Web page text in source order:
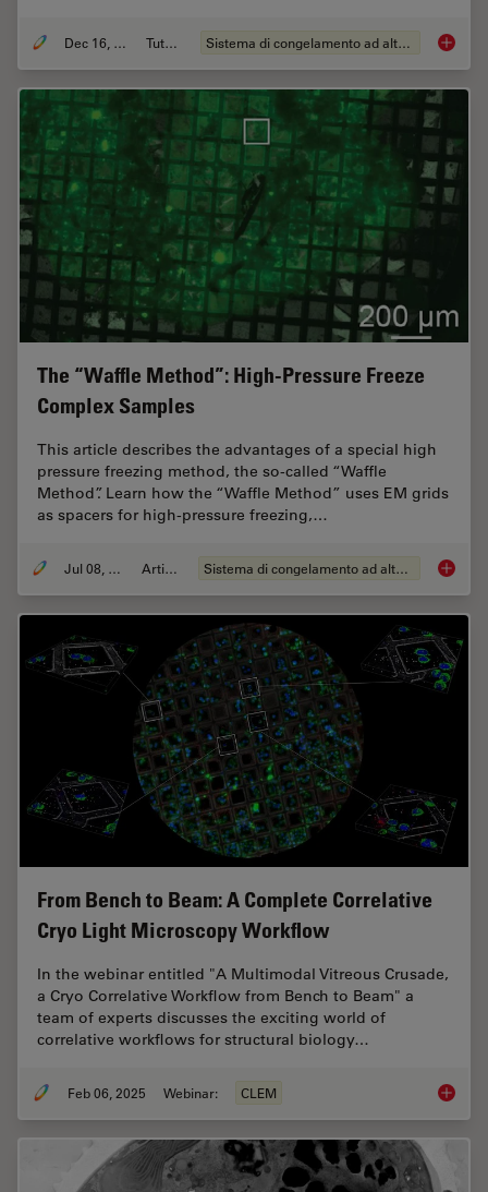
Dec 16, 2025 Tutorial Sistema di congelamento ad alta pressione Brief
The “Waffle Method”: High-Pressure Freeze
Complex Samples
This article describes the advantages of a special high
pressure freezing method, the so-called “Waffle
Method”. Learn how the “Waffle Method” uses EM grids
as spacers for high-pressure freezing,…
Jul 08, 2025 Articolo Sistema di congelamento ad alta pressione The
From Bench to Beam: A Complete Correlative
Cryo Light Microscopy Workflow
In the webinar entitled "A Multimodal Vitreous Crusade,
a Cryo Correlative Workflow from Bench to Beam" a
team of experts discusses the exciting world of
correlative workflows for structural biology…
Feb 06, 2025 Webinar: CLEM From